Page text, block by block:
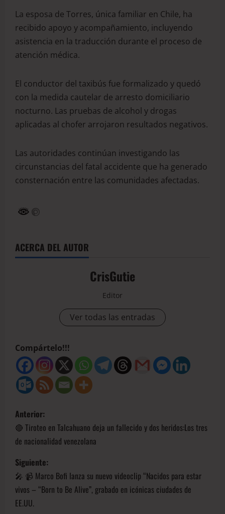
La esposa de Torres, única familiar en Chile, ha
recibido apoyo y acompañamiento, incluyendo
asistencia en la traducción durante el proceso de
atención médica.
El conductor del taxibús fue formalizado y quedó
con la medida cautelar de arresto domiciliario
nocturno. Las pruebas de alcohol y drogas
aplicadas al chofer arrojaron resultados negativos.
Las autoridades continúan investigando las
circunstancias del fatal accidente que ha generado
consternación entre las comunidades afectadas.
ACERCA DEL AUTOR
CrisGutie
Editor
Ver todas las entradas
Compártelo!!!
Anterior:
🔴 Tiroteo en Talcahuano deja un fallecido y dos heridos:Los tres
de nacionalidad venezolana
Siguiente:
🎤 📹 Marco Bofi lanza su nuevo videoclip “Nacidos para estar
vivos – “Born to Be Alive”, grabado en icónicas ciudades de
EE.UU.